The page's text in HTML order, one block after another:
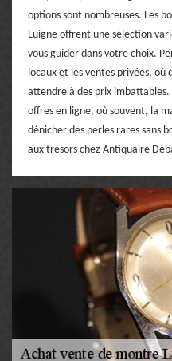
options sont nombreuses. Les
Luigne offrent une sélection
vous guider dans votre choix.
locaux et les ventes privées, où
attendre à des prix
offres en ligne, où souvent, la
dénicher des perles rares sans
aux trésors chez Antiquaire